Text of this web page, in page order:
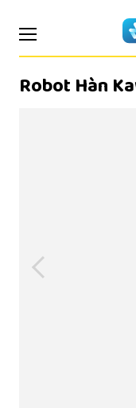
Robot Hàn